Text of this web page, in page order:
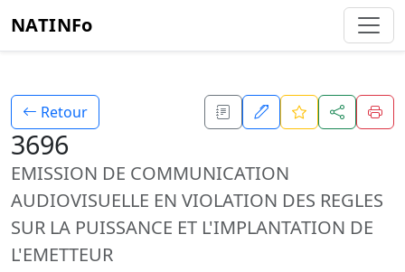
NATINFo
Retour
3696
EMISSION DE COMMUNICATION
AUDIOVISUELLE EN VIOLATION DES REGLES
SUR LA PUISSANCE ET L'IMPLANTATION DE
L'EMETTEUR